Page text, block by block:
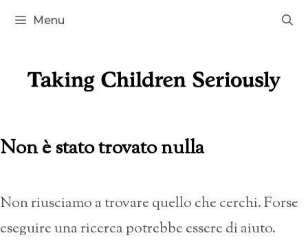
Vai
Menu
Non è stato trovato nulla
Non riusciamo a trovare quello che cerchi. Forse
eseguire una ricerca potrebbe essere di aiuto.